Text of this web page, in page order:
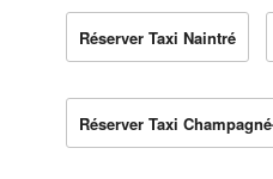
Réserver Taxi Naintré
Réserver Taxi